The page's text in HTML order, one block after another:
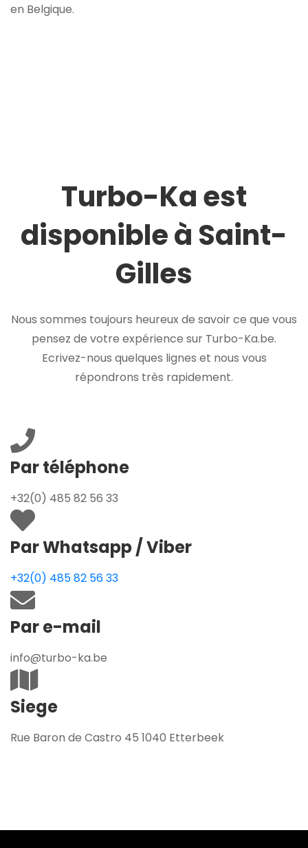
en Belgique.
Turbo-Ka est
disponible à Saint-
Gilles
Nous sommes toujours heureux de savoir ce que vous
pensez de votre expérience sur Turbo-Ka.be.
Ecrivez-nous quelques lignes et nous vous
répondrons très rapidement.
Par téléphone
+32(0) 485 82 56 33
Par Whatsapp / Viber
+32(0) 485 82 56 33
Par e-mail
info@turbo-ka.be
Siege
Rue Baron de Castro 45 1040 Etterbeek